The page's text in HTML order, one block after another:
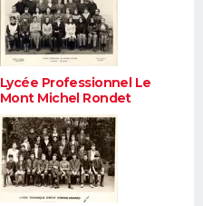
Lycée Professionnel Le
Mont Michel Rondet